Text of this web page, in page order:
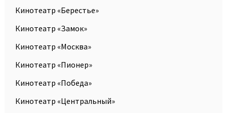
Кинотеатр «Берестье»
Кинотеатр «Замок»
Кинотеатр «Москва»
Кинотеатр «Пионер»
Кинотеатр «Победа»
Кинотеатр «Центральный»